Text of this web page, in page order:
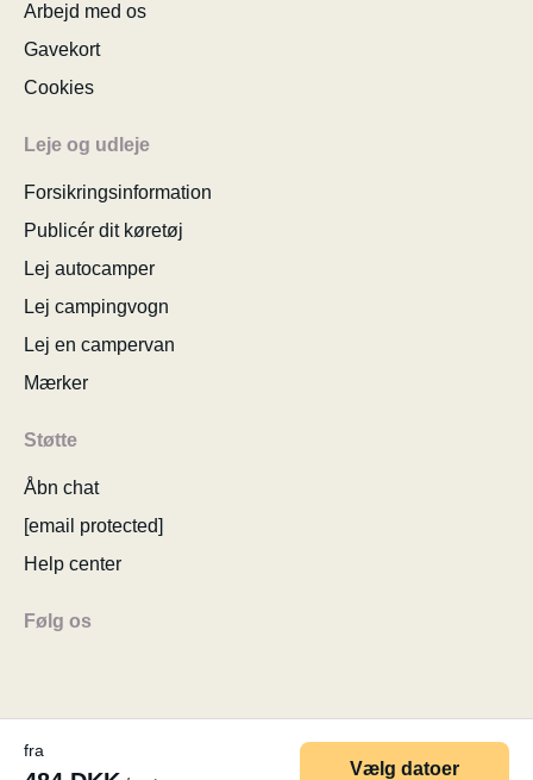
fra
Vælg datoer
Arbejd med os
Gavekort
Cookies
Leje og udleje
Forsikringsinformation
Publicér dit køretøj
Lej autocamper
Lej campingvogn
Lej en campervan
Mærker
Støtte
Åbn chat
[email protected]
Help center
Følg os
© 2026 MyCamper AG Generelle brugervilkår